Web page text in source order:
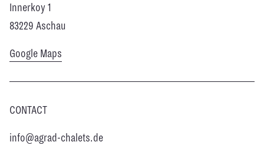
Innerkoy 1
83229 Aschau
Google Maps
CONTACT
info@agrad-chalets.de